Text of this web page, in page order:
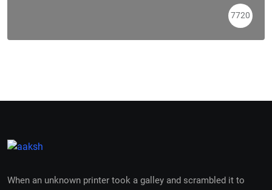
7720
When an unknown printer took a galley and scrambled it to